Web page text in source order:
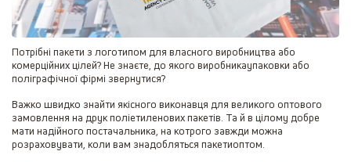
Потрібні пакети з логотипом для власного виробництва або
комерційних цілей? Не знаєте, до якого виробникаупаковки або
поліграфічної фірмі звернутися?
Важко швидко знайти якісного виконавця для великого оптового
замовлення на друк поліетиленових пакетів. Та й в цілому добре
мати надійного постачальника, на котрого завжди можна
розраховувати, коли вам знадобляться пакетиоптом.